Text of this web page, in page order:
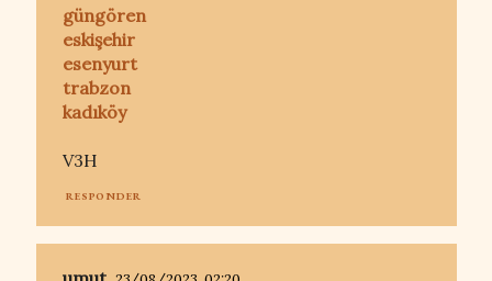
güngören
eskişehir
esenyurt
trabzon
kadıköy
V3H
RESPONDER